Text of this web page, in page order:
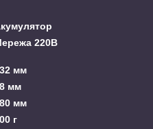
220В
мм
мм
мм
г